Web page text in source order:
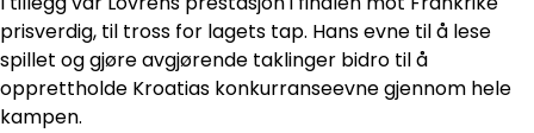
prisverdig, til tross for lagets tap. Hans evne til å lese
spillet og gjøre avgjørende taklinger bidro til å
opprettholde Kroatias konkurranseevne gjennom hele
kampen.